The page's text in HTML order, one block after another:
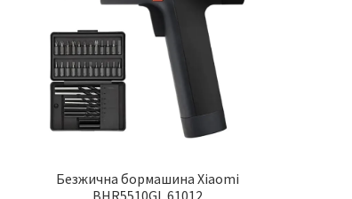
Безжична бормашина Xiaomi